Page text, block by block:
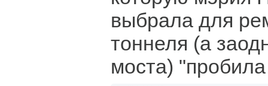
выбрала для
тоннеля (а
моста)